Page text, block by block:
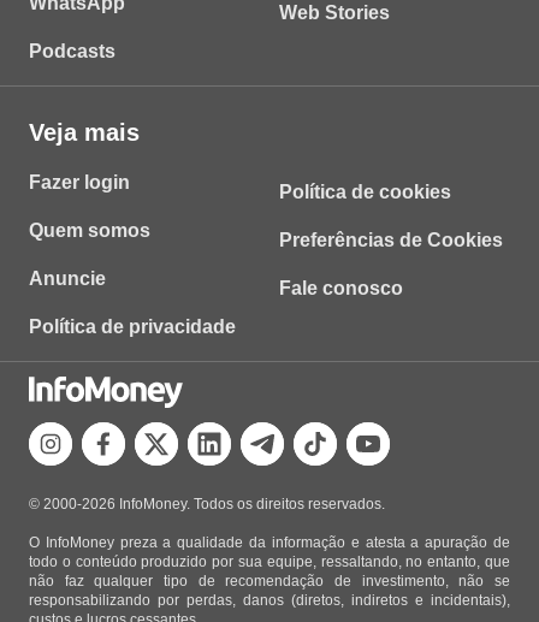
Podcasts
Web Stories
Veja mais
Fazer login
Quem somos
Anuncie
Política de privacidade
Política de cookies
Preferências de Cookies
Fale conosco
© 2000-2026 InfoMoney. Todos os direitos reservados.
O InfoMoney preza a qualidade da informação e atesta a apuração de
todo o conteúdo produzido por sua equipe, ressaltando, no entanto, que
não faz qualquer tipo de recomendação de investimento, não se
responsabilizando por perdas, danos (diretos, indiretos e incidentais),